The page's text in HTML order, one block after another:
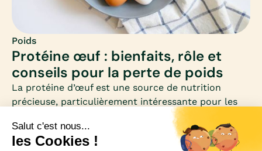
Poids
Protéine œuf : bienfaits, rôle et
conseils pour la perte de poids
La protéine d’œuf est une source de nutrition
précieuse, particulièrement intéressante pour les
femmes qui souhaitent perdre du poids. Riche en
acides aminés essentiels et faible en calories, elle
se distingue comme un allié minceur et santé.